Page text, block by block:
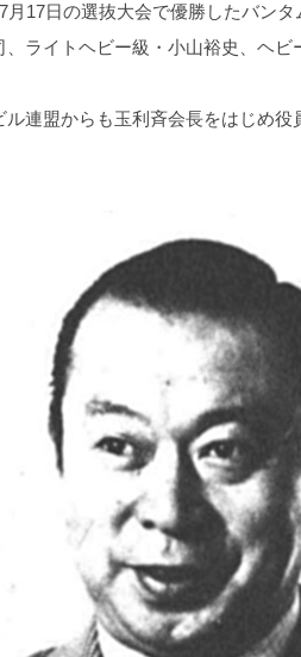
月17日の選抜大会で優勝したバン
ライトヘビー級・小山裕史、ヘ
ル連盟からも玉利斉会長をはじめ